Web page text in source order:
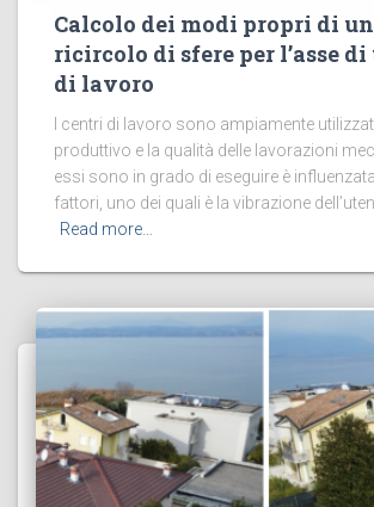
Calcolo dei modi propri di
ricircolo di sfere per l’asse
di lavoro
I centri di lavoro sono ampiamente
produttivo e la qualità delle lavorazioni
essi sono in grado di eseguire è
fattori, uno dei quali è la vibrazione
Read more…